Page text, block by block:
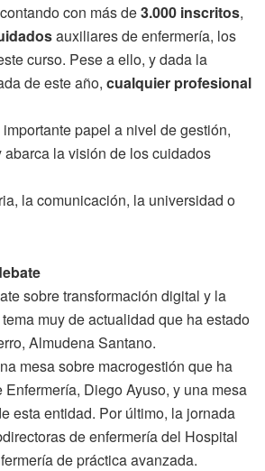
con más de3.000 inscritos,
auxiliares de enfermería, los
curso. Pese a ello, y dada la
de este año, cualquier profesional
papel a nivel de gestión,
la visión de los cuidados
la comunicación, la universidad o
sobre transformación digital y la
muy de actualidad que ha estado
Almudena Santano.
mesa sobre macrogestión que ha
Diego Ayuso, y una mesa
esta entidad. Por último, la jornada
de enfermería del Hospital
de práctica avanzada.